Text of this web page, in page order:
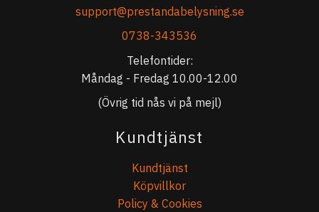
support@prestandabelysning.se
0738-343536
Telefontider:
Måndag - Fredag 10.00-12.00
(Övrig tid nås vi på mejl)
Kundtjänst
Kundtjänst
Köpvillkor
Policy & Cookies